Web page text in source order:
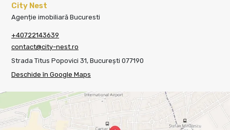
City Nest
Agenție imobiliară Bucuresti
+40722143639
contact@city-nest.ro
Strada Titus Popovici 31, București 077190
Deschide în Google Maps